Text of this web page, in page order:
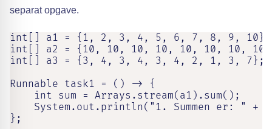
separat opgave.
int[] a1 = {1, 2, 3, 4, 5, 6, 7, 8, 9, 10};
int[] a2 = {10, 10, 10, 10, 10, 10, 10,
int[] a3 = {3, 4, 3, 4, 3, 4, 2, 1, 3, 7};
Runnable task1 = () -> {
    int sum = Arrays.stream(a1).sum();
System.out.println("1. Summen er: " +
};